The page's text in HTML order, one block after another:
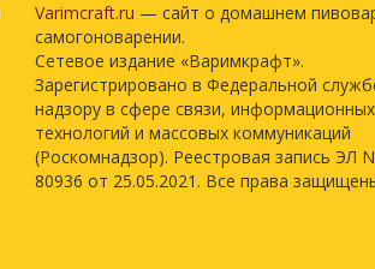
Varimcraft.ru — сайт о домашнем
самогоноварении.
Сетевое издание «Варимкрафт».
Зарегистрировано в Федеральной
надзору в сфере связи, информационных
технологий и массовых коммуникаций
(Роскомнадзор). Реестровая запись ЭЛ
80936 от 25.05.2021. Все права